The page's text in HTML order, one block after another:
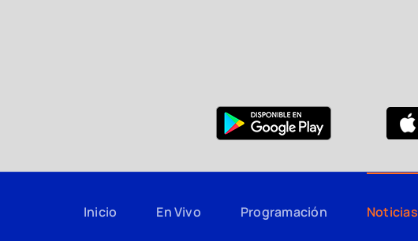
Inicio En Vivo Programación Noticias